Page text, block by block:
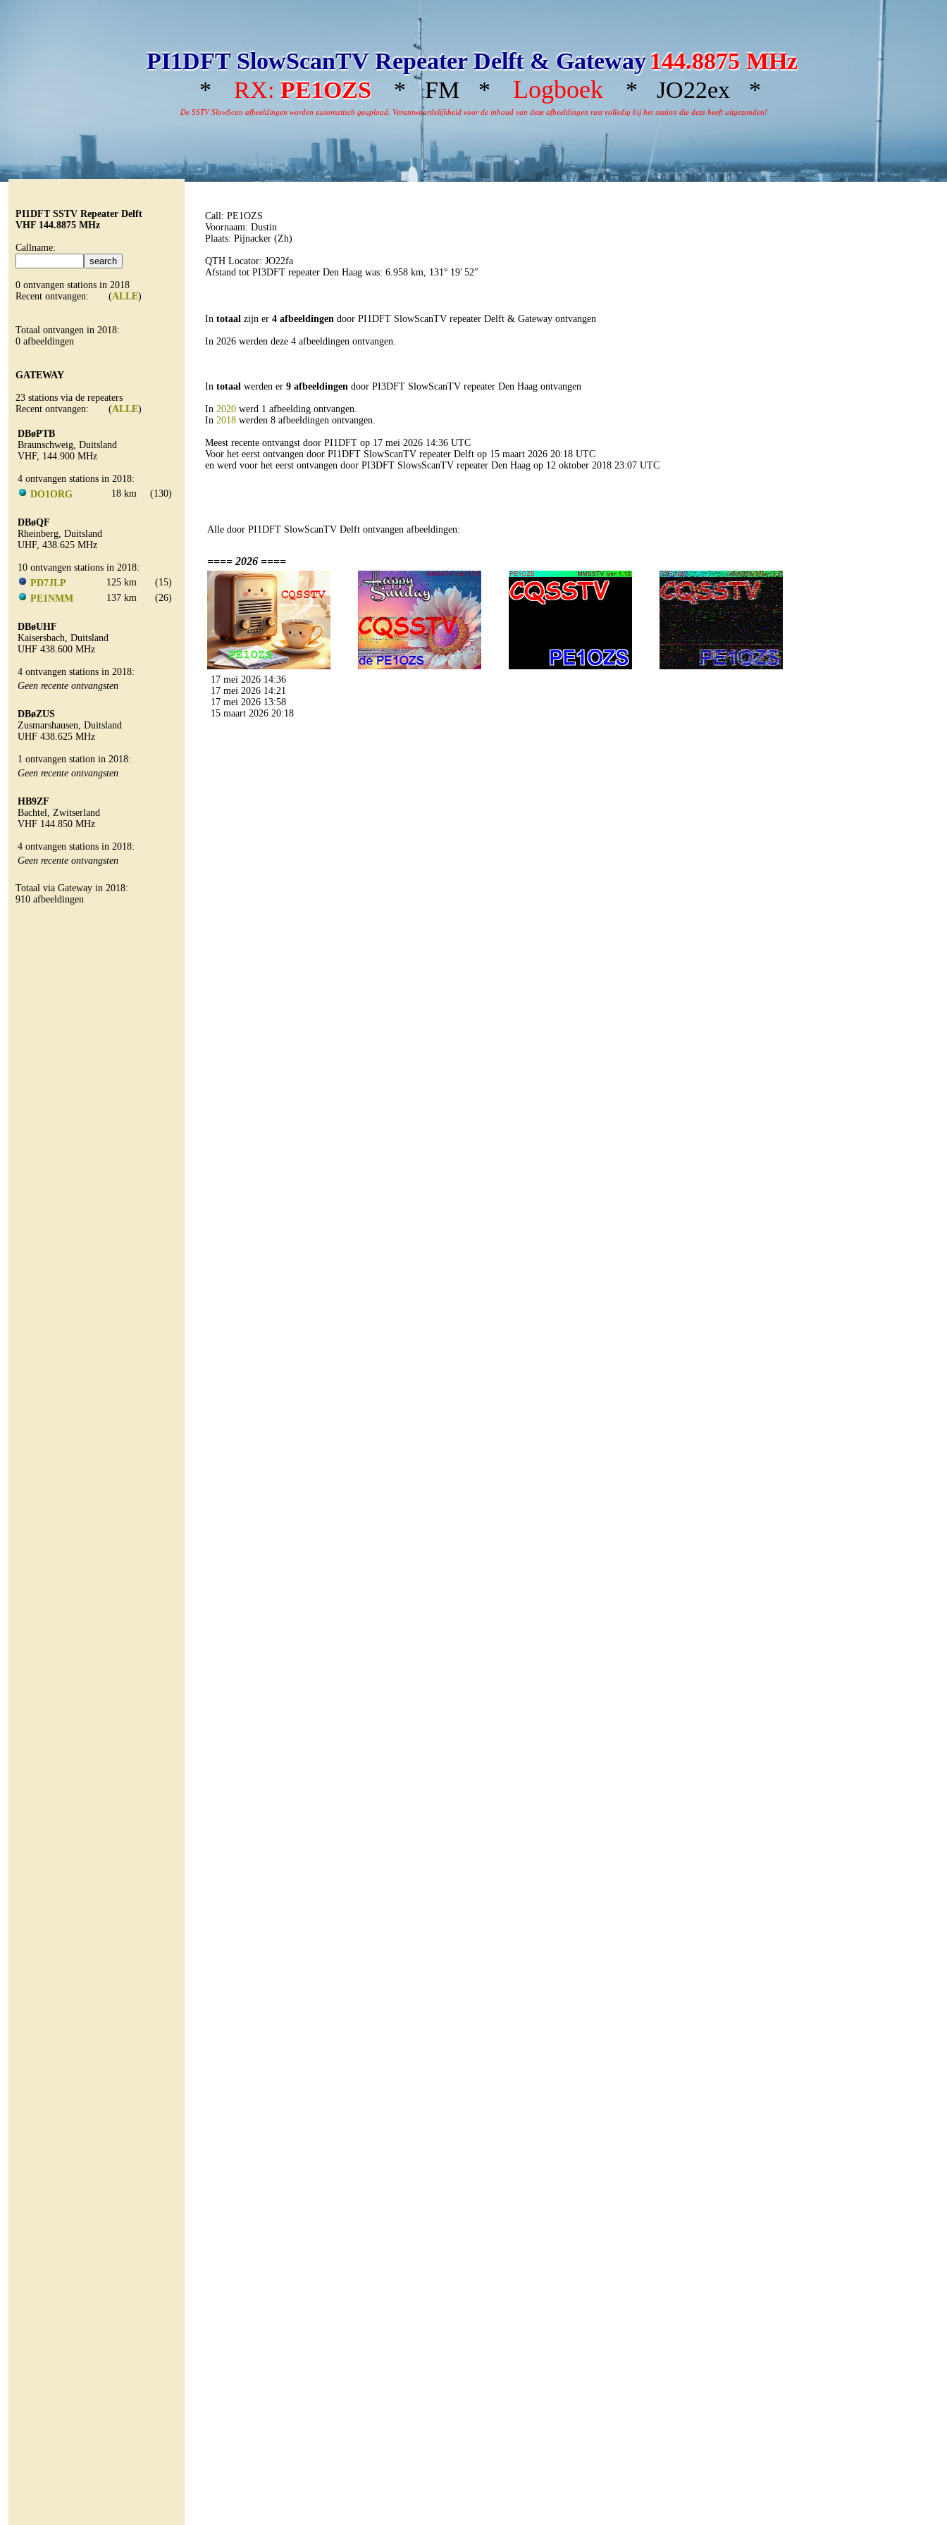
PI1DFT SlowScanTV Repeater Delft & Gateway144.8875 MHz
*
RX: PE1OZS * FM * Logboek * JO22ex *
De SSTV SlowScan afbeeldingen worden automatisch geupload. Verantwoordelijkheid voor de inhoud van deze afbeeldingen rust volledig bij het station die deze heeft uitgezonden!
PI1DFT SSTV Repeater Delft
VHF 144.8875 MHz
Callname:
0 ontvangen stations in 2018
Recent ontvangen: (ALLE)
Totaal ontvangen in 2018:
0 afbeeldingen
GATEWAY
23 stations via de repeaters
Recent ontvangen: (ALLE)
DBøPTB
Braunschweig, Duitsland
VHF, 144.900 MHz
4 ontvangen stations in 2018:
DO1ORG
18 km (130)
DBøQF
Rheinberg, Duitsland
UHF, 438.625 MHz
10 ontvangen stations in 2018:
PD7JLP
125 km
(15)
PE1NMM
137 km (26)
DBøUHF
Kaisersbach, Duitsland
UHF 438.600 MHz
4 ontvangen stations in 2018:
Geen recente ontvangsten
DBøZUS
Zusmarshausen, Duitsland
UHF 438.625 MHz
1 ontvangen station in 2018:
Geen recente ontvangsten
HB9ZF
Bachtel, Zwitserland
VHF 144.850 MHz
4 ontvangen stations in 2018:
Geen recente ontvangsten
Totaal via Gateway in 2018:
910 afbeeldingen
Call: PE1OZS
Voornaam: Dustin
Plaats: Pijnacker (Zh)
QTH Locator: JO22fa
Afstand tot PI3DFT repeater Den Haag was: 6.958 km, 131° 19′ 52″
In totaal zijn er 4 afbeeldingen door PI1DFT SlowScanTV repeater Delft & Gateway ontvangen
In 2026 werden deze 4 afbeeldingen ontvangen.
In totaal werden er 9 afbeeldingen door PI3DFT SlowScanTV repeater Den Haag ontvangen
In 2020 werd 1 afbeelding ontvangen.
In 2018 werden 8 afbeeldingen ontvangen.
Meest recente ontvangst door PI1DFT op 17 mei 2026 14:36 UTC
Voor het eerst ontvangen door PI1DFT SlowScanTV repeater Delft op 15 maart 2026 20:18 UTC
en werd voor het eerst ontvangen door PI3DFT SlowsScanTV repeater Den Haag op 12 oktober 2018 23:07 UTC
Alle door PI1DFT SlowScanTV Delft ontvangen afbeeldingen:
==== 2026 ====
17 mei 2026 14:36
17 mei 2026 14:21
17 mei 2026 13:58
15 maart 2026 20:18